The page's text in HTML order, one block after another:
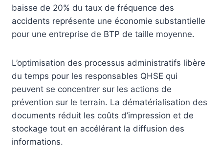
baisse de 20% du taux de fréquence des
accidents représente une économie substantielle
pour une entreprise de BTP de taille moyenne.
L’optimisation des processus administratifs libère
du temps pour les responsables QHSE qui
peuvent se concentrer sur les actions de
prévention sur le terrain. La dématérialisation des
documents réduit les coûts d’impression et de
stockage tout en accélérant la diffusion des
informations.